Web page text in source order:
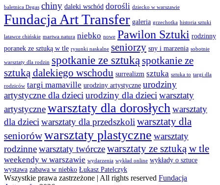
baletnica Degas chiny daleki wschód dorośli dziecko w warszawie
Fundacja Art Transfer galeria grzechotka historia sztuki
latawce chińskie martwa natura niebko nowe Pawilon Sztuki rodzinny
poranek ze sztuką w tle rysunki naskalne seniorzy sny i marzenia sobotnie
warsztaty dla rodzin spotkanie ze sztukąspotkanie ze
sztuką dalekiego wschodu surrealizm sztuka sztuka to targi dla
rodziców targi mamaville urodziny artystyczne urodziny
artystyczne dla dzieciurodziny dla dzieciwarsztaty
artystycznewarsztaty dla dorosłychwarsztaty
dla dzieciwarsztaty dla przedszkoliwarsztaty dla
seniorówwarsztaty plastyczne warsztaty
rodzinnewarsztaty twórczewarsztaty ze sztuką w tle
weekendy w warszawie wydarzenia wykład online wykłady o sztuce
wystawa zabawa w niebko Łukasz Patelczyk
Wszystkie prawa zastrzeżone | All rights reserved Fundacja